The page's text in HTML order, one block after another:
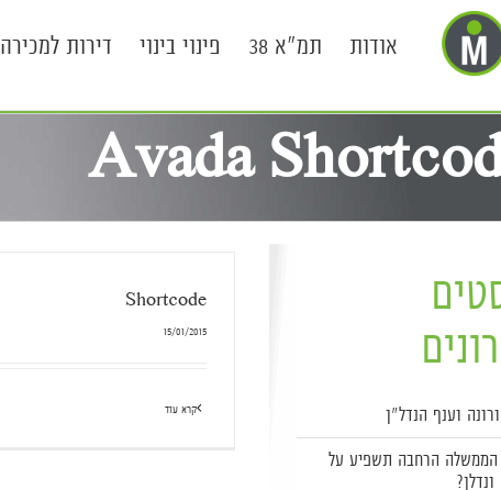
אודות תמ"א 38 פינוי בינוי דירות למכירה
Avada
Shortcode
15/01/2015
קרא עוד וענף הנדל"ן
הרחבה תשפיע על
ונדלן?